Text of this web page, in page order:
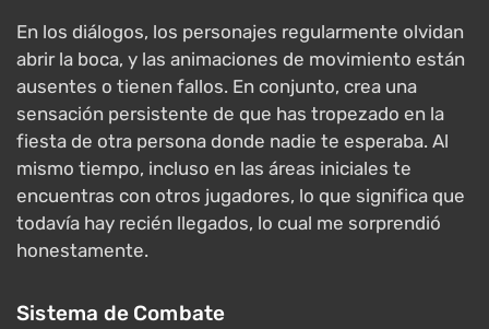
En los diálogos, los personajes regularmente olvidan
abrir la boca, y las animaciones de movimiento están
ausentes o tienen fallos. En conjunto, crea una
sensación persistente de que has tropezado en la
fiesta de otra persona donde nadie te esperaba. Al
mismo tiempo, incluso en las áreas iniciales te
encuentras con otros jugadores, lo que significa que
todavía hay recién llegados, lo cual me sorprendió
honestamente.
Sistema de Combate